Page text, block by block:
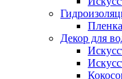
Декор для